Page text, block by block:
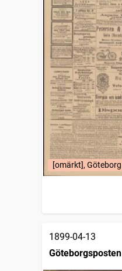
[omärkt], Göteborg
1899-04-13
Göteborgsposten